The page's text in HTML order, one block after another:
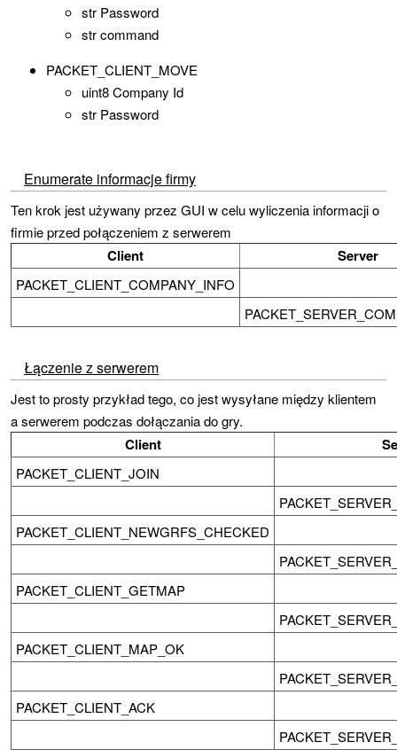
str Password
str command
PACKET_CLIENT_MOVE
uint8 Company Id
str Password
Enumerate informacje firmy
Ten krok jest używany przez GUI w celu wyliczenia informacji o
firmie przed połączeniem z serwerem
Client Server
PACKET_CLIENT_COMPANY_INFO
Łączenie z serwerem
Jest to prosty przykład tego, co jest wysyłane między klientem
a serwerem podczas dołączania do gry.
Client
PACKET_CLIENT_JOIN
PACKET_CLIENT_NEWGRFS_CHECKED
PACKET_CLIENT_GETMAP
PACKET_CLIENT_MAP_OK
PACKET_CLIENT_ACK